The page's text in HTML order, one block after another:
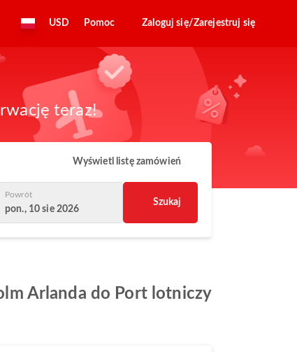
USD Pomoc Zaloguj się/Zarejestruj się
teraz!
Wyświetl listę zamówień
Powrót
pon., 10 sie 2026
Szukaj
Arlanda do Port lotniczy